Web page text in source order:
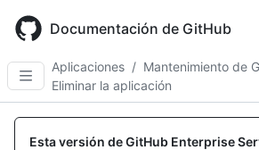
main
content
Documentación de GitHub
Aplicaciones / Mantenimiento de
Eliminar la aplicación
Esta versión de GitHub Enterprise